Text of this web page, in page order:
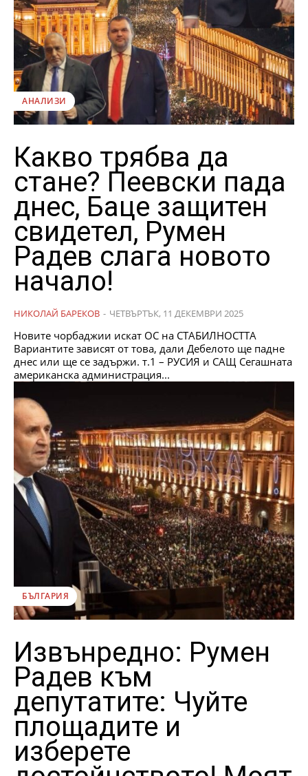
АНАЛИЗИ
Какво трябва да
стане? Пеевски пада
днес, Баце защитен
свидетел, Румен
Радев слага новото
начало!
НИКОЛАЙ БАРЕКОВ - ЧЕТВЪРТЪК, 11 ДЕКЕМВРИ 2025
Новите чорбаджии искат ОС на СТАБИЛНОСТТА
Вариантите зависят от това, дали Дебелото ще падне
днес или ще се задържи. т.1 – РУСИЯ и САЩ Сегашната
американска администрация...
БЪЛГАРИЯ
Извънредно: Румен
Радев към
депутатите: Чуйте
площадите и
изберете